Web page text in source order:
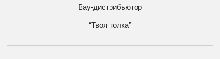
Вау-дистрибьютор
“Твоя полка”